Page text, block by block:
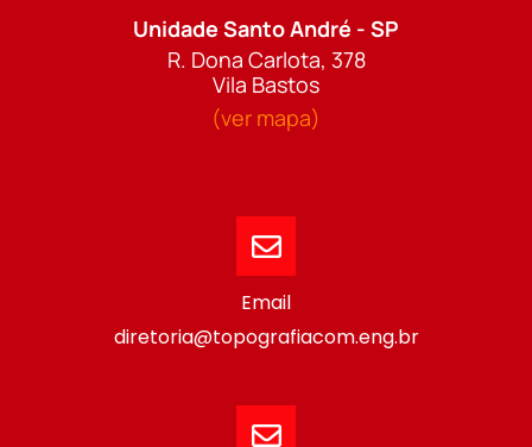
Unidade Santo André - SP
R. Dona Carlota, 378
Vila Bastos
(ver mapa)
Email
diretoria@topografiacom.eng.br